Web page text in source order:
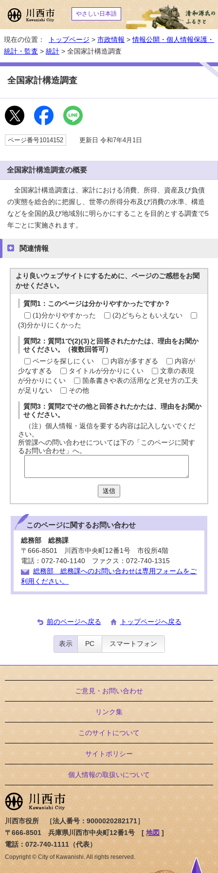
やさしい日本語
現在の位置： トップページ > 市政情報 >情報公開・個人情報保護・
統計・監査 > 統計 > 全国家計構造調査
全国家計構造調査
ページ番号1014152 更新日 令和7年4月1日
全国家計構造調査の概要
全国家計構造調査は、家計における消費、所得、資産及び負債
の実態を総合的に把握し、世帯の所得分布及び消費の水準、構造
などを全国的及び地域別に明らかにすることを目的とする調査で5
年ごとに実施されます。
関連情報
より良いウェブサイトにするために、ページのご感想をお聞
かせください。
質問1：このページは分かりやすかったですか？
(1)分かりやすかった
(2)どちらともいえない
(3)分かりにくかった
質問2：質問1で(2)(3)と回答されたかたは、理由をお聞か
せください。（複数回答可）
ページを探しにくい
内容が多すぎる
内容が
少なすぎる
タイトルが分かりにくい
文章の表現
が分かりにくい
箇条書きや表の活用など見せ方の工夫
が足りない
その他
質問3：質問2でその他と回答されたかたは、理由をお聞か
せください。
（注）個人情報・返信を要する内容は記入しないでくだ
さい。
所管課への問い合わせについては下の「このページに関す
るお問い合わせ」へ。
送信
このページに関するお問い合わせ
総務部 総務課
〒666-8501 川西市中央町12番1号 市役所4階
電話：072-740-1140 ファクス：072-740-1315
総務部 総務課へのお問い合わせは専用フォームをご
利用ください。
前のページへ戻る トップページへ戻る
表示 PC スマートフォン
ご意見・お問い合わせ
リンク集
このサイトについて
サイトポリシー
個人情報の取扱いについて
川西市役所 ［法人番号：9000020282171］
〒666-8501 兵庫県川西市中央町12番1号 [ 地図 ]
電話：072-740-1111（代表）
Copyright © City of Kawanishi. All rights reserved.